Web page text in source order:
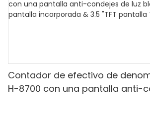
Contador de efectivo de
H-8700 con una pantalla anti-